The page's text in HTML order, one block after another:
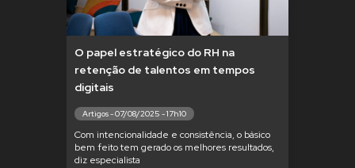
O papel estratégico do RH na
retenção de talentos em tempos
digitais
Artigos - 07/08/2025 - 17h10
Com intencionalidade e consistência, o básico
bem feito tem gerado os melhores resultados,
diz especialista